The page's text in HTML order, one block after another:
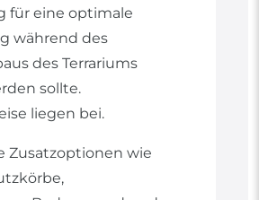
für eine optimale
während des
des Terrariums
sollte.
liegen bei.
Zusatzoptionen wie